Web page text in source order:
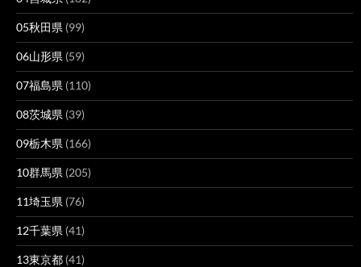
05秋田県 (99)
06山形県 (59)
07福島県 (110)
08茨城県 (39)
09栃木県 (166)
10群馬県 (205)
11埼玉県 (76)
12千葉県 (41)
13東京都 (41)